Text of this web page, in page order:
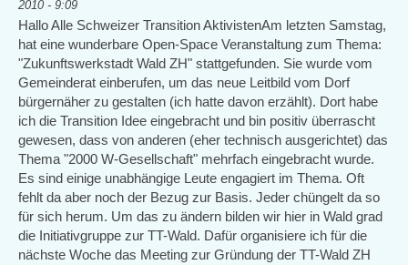
2010 - 9:09
Hallo Alle Schweizer Transition AktivistenAm letzten Samstag,
hat eine wunderbare Open-Space Veranstaltung zum Thema:
"Zukunftswerkstadt Wald ZH" stattgefunden. Sie wurde vom
Gemeinderat einberufen, um das neue Leitbild vom Dorf
bürgernäher zu gestalten (ich hatte davon erzählt). Dort habe
ich die Transition Idee eingebracht und bin positiv überrascht
gewesen, dass von anderen (eher technisch ausgerichtet) das
Thema "2000 W-Gesellschaft" mehrfach eingebracht wurde.
Es sind einige unabhängige Leute engagiert im Thema. Oft
fehlt da aber noch der Bezug zur Basis. Jeder chüngelt da so
für sich herum. Um das zu ändern bilden wir hier in Wald grad
die Initiativgruppe zur TT-Wald. Dafür organisiere ich für die
nächste Woche das Meeting zur Gründung der TT-Wald ZH